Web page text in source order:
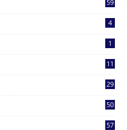
59
4
1
11
29
50
57